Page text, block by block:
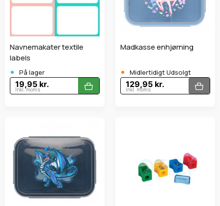
Navnemakater textile
labels
• På lager
19,95 kr.
Inkl. moms
Madkasse enhjørning
• Midlertidigt Udsolgt
129,95 kr.
Inkl. moms